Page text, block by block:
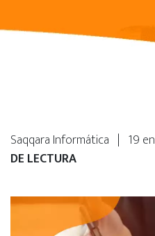
Saqqara Informática | 19
DE LECTURA